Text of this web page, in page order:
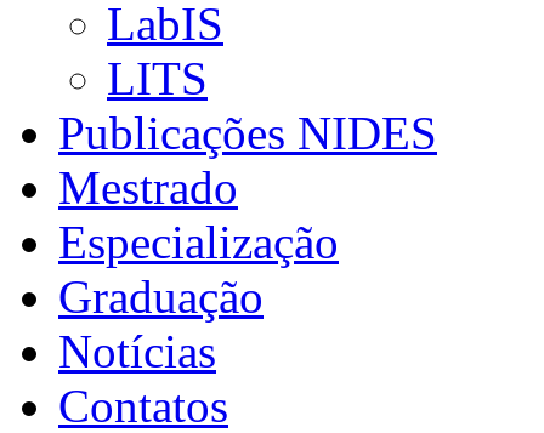
LabIS
LITS
Publicações NIDES
Mestrado
Especialização
Graduação
Notícias
Contatos